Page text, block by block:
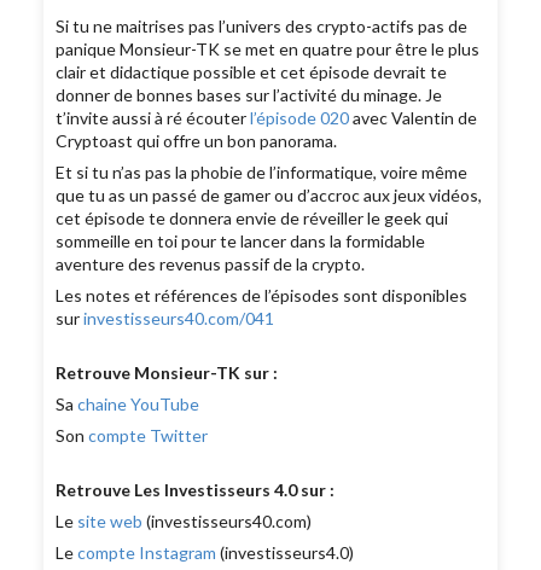
Si tu ne maitrises pas l’univers des crypto-actifs pas de
panique Monsieur-TK se met en quatre pour être le plus
clair et didactique possible et cet épisode devrait te
donner de bonnes bases sur l’activité du minage. Je
t’invite aussi à ré écouterl’épisode 020avec Valentin de
Cryptoast qui offre un bon panorama.
Et si tu n’as pas la phobie de l’informatique, voire même
que tu as un passé de gamer ou d’accroc aux jeux vidéos,
cet épisode te donnera envie de réveiller le geek qui
sommeille en toi pour te lancer dans la formidable
aventure des revenus passif de la crypto.
Les notes et références de l’épisodes sont disponibles
surinvestisseurs40.com/041
Retrouve Monsieur-TK sur :
Sachaine YouTube
Soncompte Twitter
Retrouve Les Investisseurs 4.0 sur :
Le site web (investisseurs40.com)
Lecompte Instagram(investisseurs4.0)